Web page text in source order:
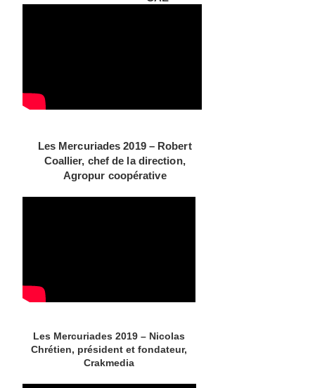
Les Mercuriades 2019 – Robert
Coallier, chef de la direction,
Agropur coopérative
Les Mercuriades 2019 – Nicolas
Chrétien, président et fondateur,
Crakmedia